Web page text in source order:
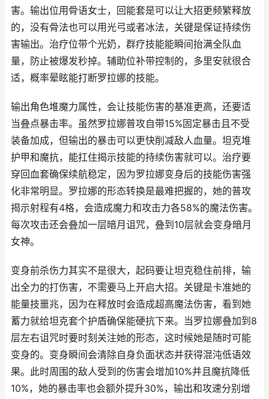
害。输出位用骨语女士，回能套是可以让大招更频繁释放
的，没有骨法也可以用光弓或者冰法，关键是保证持续伤
害输出。治疗位带个光奶，群疗技能能瞬间抬满全队血
量，防止被爆发秒掉。辅助位补带控制的，多里安就很合
适，概率晕眩能打断罗拉娜的技能。
输出角色堆魔力属性，会让技能伤害的基准更高，还要适
当叠点暴击率。虽然罗拉娜普攻自带15%固定暴击且不受
装备加成，但输出的暴击可以更快削减敌人血量。坦克堆
护甲和魔抗，能扛住揭示技能的持续伤害就可以。治疗要
穿回血套确保续航稳定，因为罗拉娜变身后的技能伤害强
化非常明显。罗拉娜的形态转换是最难把握的，她的普攻
揭示射程有4格，会造成魔力和攻击力各58%的魔法伤害。
每次攻击还会叠加一层暗月诅咒，叠到10层就会变身暗月
女神。
变身前杀伤力其实不是很大，起码要让坦克稳住前排，输
出全力的打伤害，不需要马上开启大招。关键是卡准她的
能量技噩兆，因为在释放时会造成超高魔法伤害，看到她
蓄力就给坦克套个护盾确保能硬抗下来。当罗拉娜叠加到8
层左右诅咒时要时刻关注她的形态，这时候她是随时可能
变身的。变身瞬间会清除自身负面状态并获得混沌低语效
果。此时周围的敌人受到的伤害会增加10%并且魔抗降低
10%，她的暴击率也会额外提升30%，输出和攻速分别增